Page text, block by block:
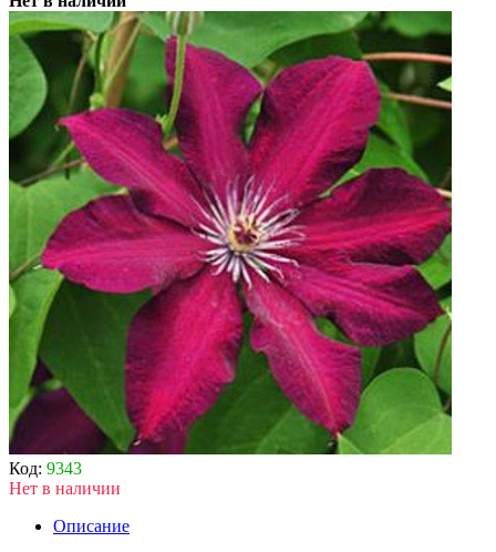
Код: 9343
Нет в наличии
Описание